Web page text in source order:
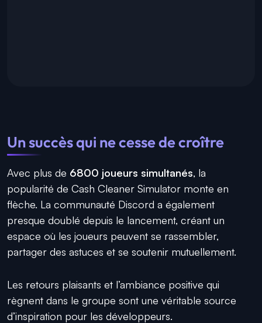
Un succès qui ne cesse de croître
Avec plus de 6800 joueurs simultanés, la
popularité de Cash Cleaner Simulator monte en
flèche. La communauté Discord a également
presque doublé depuis le lancement, créant un
espace où les joueurs peuvent se rassembler,
partager des astuces et se soutenir mutuellement.
Les retours plaisants et l’ambiance positive qui
règnent dans le groupe sont une véritable source
d’inspiration pour les développeurs.